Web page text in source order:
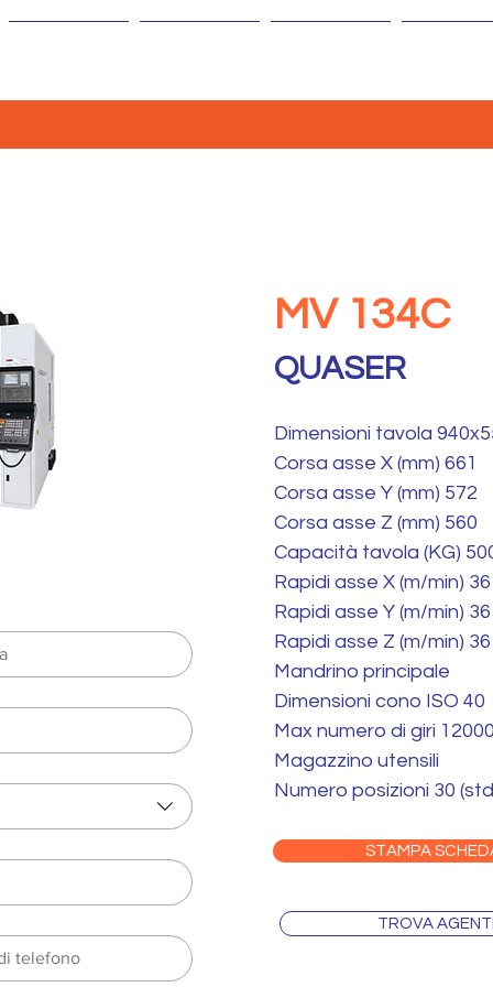
MV 134C
QUASER
Dimensioni tavola
Corsa asse X (mm) 661
Corsa asse Y (mm) 572
Corsa asse Z (mm) 560
Capacità tavola (KG)
Rapidi asse X (m/min) 36
Rapidi asse Y (m/min) 36
Rapidi asse Z (m/min) 36
Mandrino principale
Dimensioni cono ISO 40
Max numero di giri 12000
Magazzino utensili
Numero posizioni 30
STAMPA
TROVA